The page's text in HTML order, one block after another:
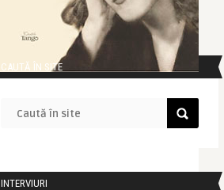
CAUTĂ ÎN SITE
INTERVIURI